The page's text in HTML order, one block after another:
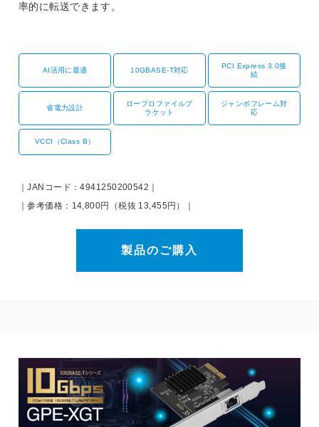
率的に転送できます。
AI活用に最適 10GBASE-T対応
PCI Express 3.0接
続
省電力設計
ロープロファイルブ
ラケット
ジャンボフレーム対
応
VCCI（Class B）
｜JANコード：4941250200542｜
｜参考価格：14,800円（税抜 13,455円）｜
製品のご購入